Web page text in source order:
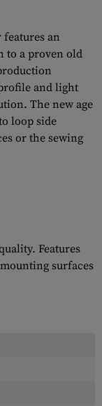
features an
to a proven old
and light
The new age
loop side
or the sewing
Features
surfaces